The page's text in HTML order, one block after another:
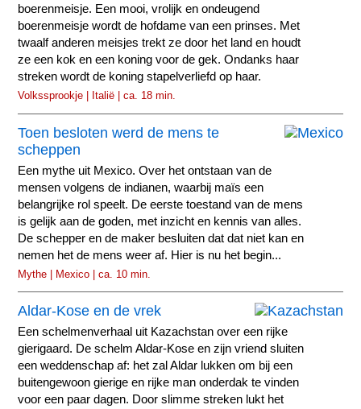
boerenmeisje. Een mooi, vrolijk en ondeugend
boerenmeisje wordt de hofdame van een prinses. Met
twaalf anderen meisjes trekt ze door het land en houdt
ze een kok en een koning voor de gek. Ondanks haar
streken wordt de koning stapelverliefd op haar.
Volkssprookje | Italië | ca. 18 min.
Toen besloten werd de mens te
scheppen
Een mythe uit Mexico. Over het ontstaan van de
mensen volgens de indianen, waarbij maïs een
belangrijke rol speelt. De eerste toestand van de mens
is gelijk aan de goden, met inzicht en kennis van alles.
De schepper en de maker besluiten dat dat niet kan en
nemen het de mens weer af. Hier is nu het begin...
Mythe | Mexico | ca. 10 min.
Aldar-Kose en de vrek
Een schelmenverhaal uit Kazachstan over een rijke
gierigaard. De schelm Aldar-Kose en zijn vriend sluiten
een weddenschap af: het zal Aldar lukken om bij een
buitengewoon gierige en rijke man onderdak te vinden
voor een paar dagen. Door slimme streken lukt het